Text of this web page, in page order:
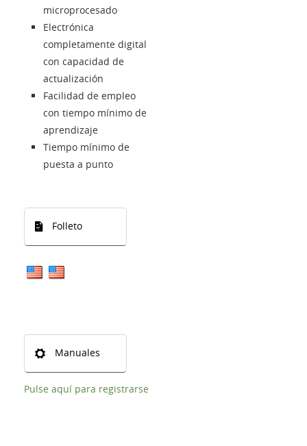
microprocesado
Electrónica
completamente digital
con capacidad de
actualización
Facilidad de empleo
con tiempo mínimo de
aprendizaje
Tiempo mínimo de
puesta a punto
Folleto
Manuales
Pulse aquí para registrarse